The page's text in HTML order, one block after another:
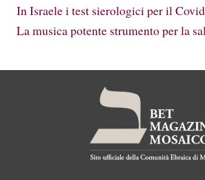
In Israele i test sierologici per il
La musica potente strumento per la